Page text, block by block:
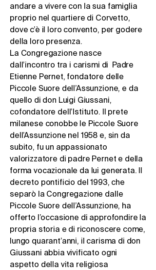
andare a vivere con la sua famiglia
proprio nel quartiere di Corvetto,
dove c’è il loro convento, per godere
della loro presenza.
La Congregazione nasce
dall’incontro tra i carismi di Padre
Etienne Pernet, fondatore delle
Piccole Suore dell’Assunzione, e da
quello di don Luigi Giussani,
cofondatore dell’Istituto. Il prete
milanese conobbe le Piccole Suore
dell’Assunzione nel 1958 e, sin da
subito, fu un appassionato
valorizzatore di padre Pernet e della
forma vocazionale da lui generata. Il
decreto pontificio del 1993, che
separò la Congregazione dalle
Piccole Suore dell’Assunzione, ha
offerto l’occasione di approfondire la
propria storia e di riconoscere come,
lungo quarant’anni, il carisma di don
Giussani abbia vivificato ogni
aspetto della vita religiosa